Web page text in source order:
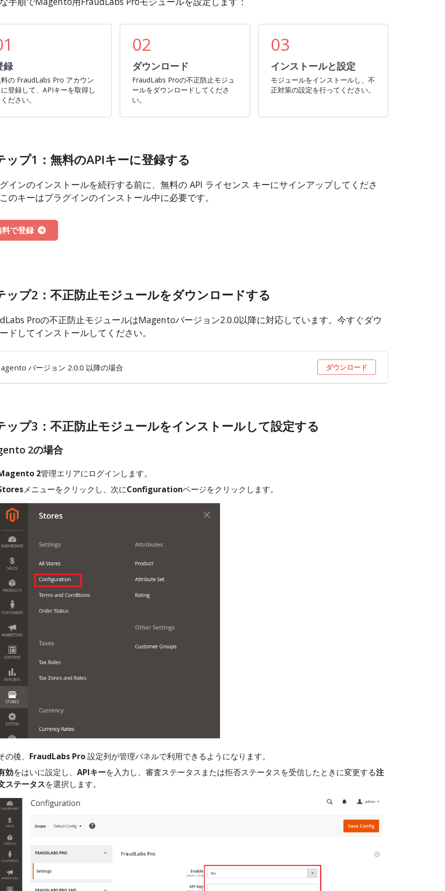
録
の FraudLabs Pro アカウン
登録して、APIキーを取得し
ださい。
02
ダウンロード
FraudLabs Proの不正防止モジュ
ールをダウンロードしてくださ
い。
03
インストールと設定
モジュールをインストールし、不
正対策の設定を行ってください。
ップ1：無料のAPIキーに登録する
インのインストールを続行する前に、無料の API ライセンス キーにサインアップしてくださ
のキーはプラグインのインストール中に必要です。
料で登録
ップ2：不正防止モジュールをダウンロードする
Proの不正防止モジュールはMagentoバージョン2.0.0以降に対応しています。今すぐダウ
ドしてインストールしてください。
バージョン 2.0.0 以降の場合 ダウンロード
ップ3：不正防止モジュールをインストールして設定する
2の場合
2管理エリアにログインします。
メニューをクリックし、次にConfigurationページをクリックします。
の後、 FraudLabs Pro設定列が管理パネルで利用できるようになります。
効をはいに設定し、 APIキーを入力し、審査ステータスまたは拒否ステータスを受信したときに変更する注
ステータスを選択します。